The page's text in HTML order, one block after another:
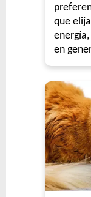
que
en